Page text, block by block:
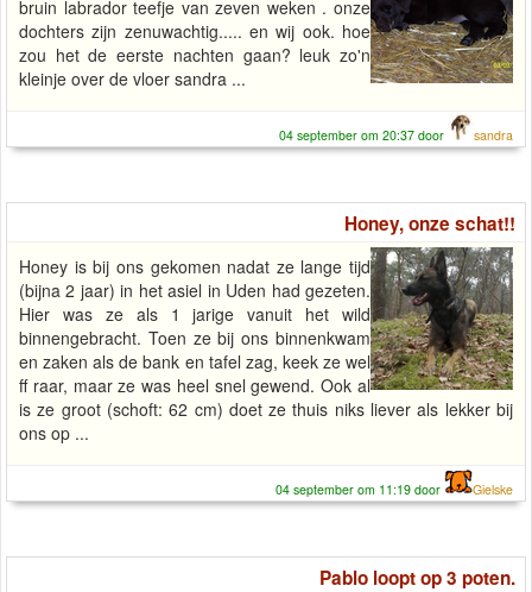
bruin labrador teefje van zeven weken . onze
dochters zijn zenuwachtig..... en wij ook. hoe
zou het de eerste nachten gaan? leuk zo'n
kleinje over de vloer sandra ...
04 september om 20:37 door sandra
Honey, onze schat!!
Honey is bij ons gekomen nadat ze lange tijd
(bijna 2 jaar) in het asiel in Uden had gezeten.
Hier was ze als 1 jarige vanuit het wild
binnengebracht. Toen ze bij ons binnenkwam
en zaken als de bank en tafel zag, keek ze wel
ff raar, maar ze was heel snel gewend. Ook al
is ze groot (schoft: 62 cm) doet ze thuis niks liever als lekker bij
ons op ...
04 september om 11:19 door Gielske
Pablo loopt op 3 poten.